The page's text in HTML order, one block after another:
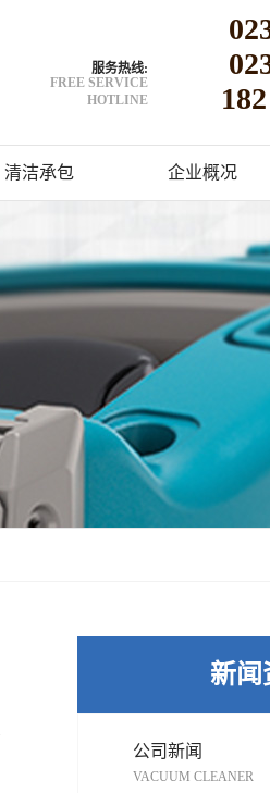
服务热线:
FREE SERVICE
HOTLINE
清洁承包 企业概况
新闻
公司新闻
VACUUM CLEANER